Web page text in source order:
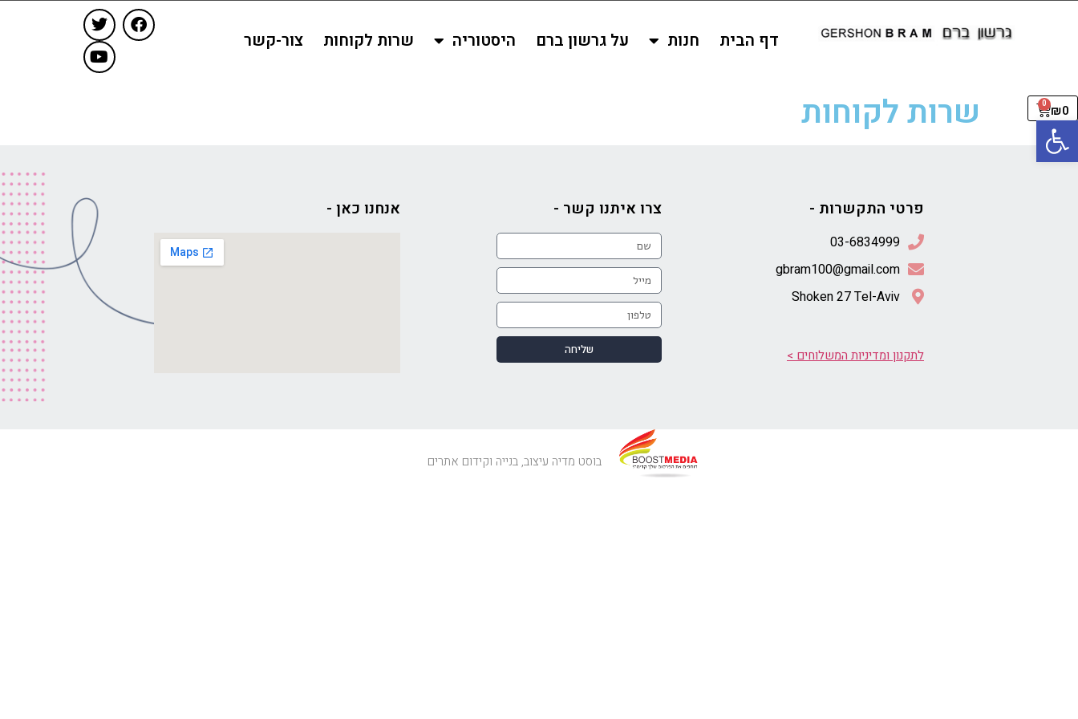
פתח סרגל נגישות
₪0
0
דף הבית חנות על גרשון ברם היסטוריה שרות לקוחות צור-קשר
שרות לקוחות
פרטי התקשרות -
gbram100@gmail.com
Shoken 27 Tel-Aviv
לתקנון ומדיניות המשלוחים >
צרו איתנו קשר -
שליחה
אנחנו כאן -
בוסט מדיה עיצוב, בנייה וקידום אתרים